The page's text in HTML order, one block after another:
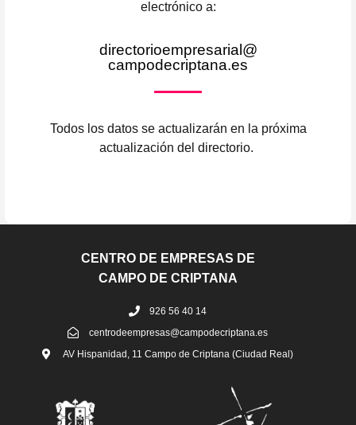
electrónico a:
directorioempresarial@
campodecriptana.es
Todos los datos se actualizarán en la próxima
actualización del directorio.
CENTRO DE EMPRESAS DE
CAMPO DE CRIPTANA
926 56 40 14
centrodeempresas@campodecriptana.es
AV Hispanidad, 11 Campo de Criptana (Ciudad Real)